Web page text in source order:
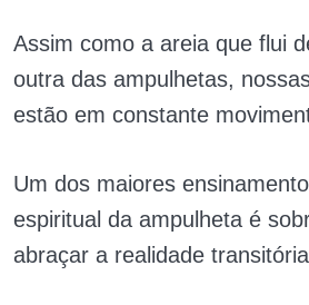
Assim como a areia que flui
outra das ampulhetas,
estão em constante
Um dos maiores
espiritual da ampulheta é
abraçar a realidade